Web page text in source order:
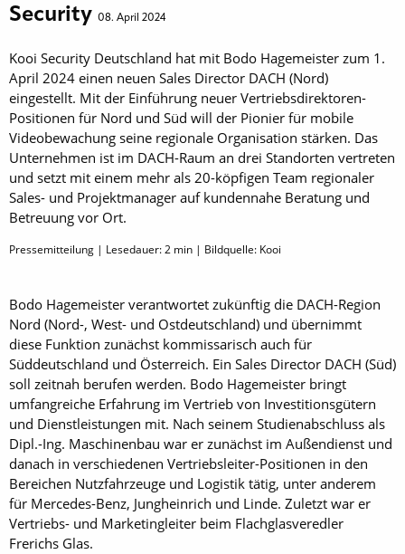
Security 08. April 2024
Kooi Security Deutschland hat mit Bodo Hagemeister zum 1.
April 2024 einen neuen Sales Director DACH (Nord)
eingestellt. Mit der Einführung neuer Vertriebsdirektoren-
Positionen für Nord und Süd will der Pionier für mobile
Videobewachung seine regionale Organisation stärken. Das
Unternehmen ist im DACH-Raum an drei Standorten vertreten
und setzt mit einem mehr als 20-köpfigen Team regionaler
Sales- und Projektmanager auf kundennahe Beratung und
Betreuung vor Ort.
Pressemitteilung | Lesedauer:2 min | Bildquelle: Kooi
Bodo Hagemeister verantwortet zukünftig die DACH-Region
Nord (Nord-, West- und Ostdeutschland) und übernimmt
diese Funktion zunächst kommissarisch auch für
Süddeutschland und Österreich. Ein Sales Director DACH (Süd)
soll zeitnah berufen werden. Bodo Hagemeister bringt
umfangreiche Erfahrung im Vertrieb von Investitionsgütern
und Dienstleistungen mit. Nach seinem Studienabschluss als
Dipl.-Ing. Maschinenbau war er zunächst im Außendienst und
danach in verschiedenen Vertriebsleiter-Positionen in den
Bereichen Nutzfahrzeuge und Logistik tätig, unter anderem
für Mercedes-Benz, Jungheinrich und Linde. Zuletzt war er
Vertriebs- und Marketingleiter beim Flachglasveredler
Frerichs Glas.